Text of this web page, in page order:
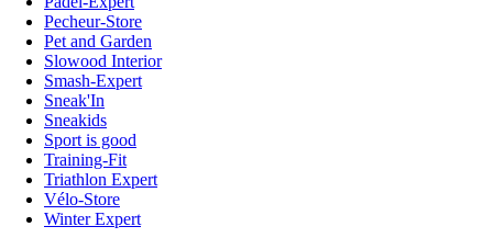
Pecheur-Store
Pet and Garden
Slowood Interior
Smash-Expert
Sneak'In
Sneakids
Sport is good
Training-Fit
Triathlon Expert
Vélo-Store
Winter Expert